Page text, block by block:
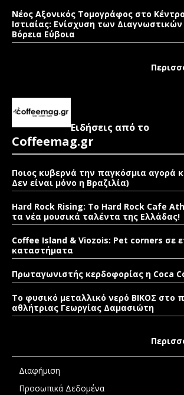
Νέος Αξονικός Τομογράφος στο
Ιστιαίας: Ενίσχυση των
Βόρεια Εύβοια
Ειδήσεις από το
Coffeemag.gr
Ποιος κυβερνά την παγκόσμια αγορά
Δεν είναι μόνο η Βραζιλία)
Hard Rock Rising: Το Hard Rock Cafe
τα νέα μουσικά ταλέντα της Ελλάδας!
Coffee Island & Viozois: Pet corners σε
καταστήματα
Πρωταγωνιστής κερδοφορίας η Coca
Το φυσικό μεταλλικό νερό ΒΙΚΟΣ στο
αθλήτριας Γεωργίας Δαμασιώτη
Διαφήμιση
Προσωπικά Δεδομένα